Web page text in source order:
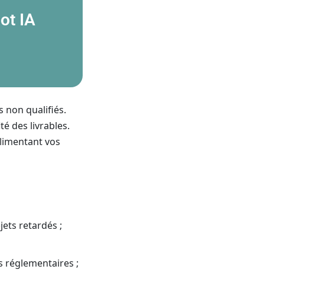
IA
non qualifiés.
des livrables.
vos
retardés ;
réglementaires ;